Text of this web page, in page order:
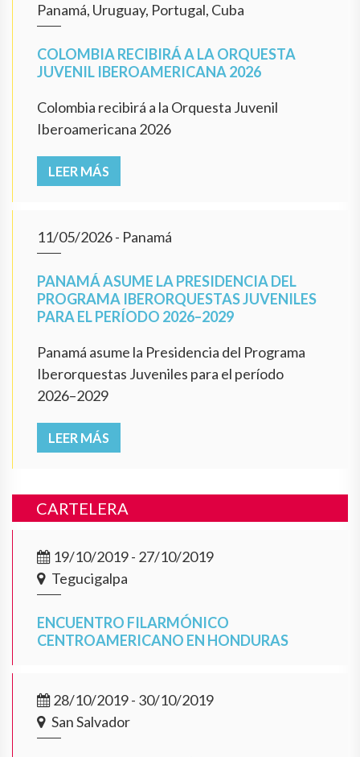
Panamá, Uruguay, Portugal, Cuba
COLOMBIA RECIBIRÁ A LA ORQUESTA
JUVENIL IBEROAMERICANA 2026
Colombia recibirá a la Orquesta Juvenil
Iberoamericana 2026
LEER MÁS
11/05/2026- Panamá
PANAMÁ ASUME LA PRESIDENCIA DEL
PROGRAMA IBERORQUESTAS JUVENILES
PARA EL PERÍODO 2026–2029
Panamá asume la Presidencia del Programa
Iberorquestas Juveniles para el período
2026–2029
LEER MÁS
CARTELERA
19/10/2019 - 27/10/2019
Tegucigalpa
ENCUENTRO FILARMÓNICO
CENTROAMERICANO EN HONDURAS
28/10/2019 - 30/10/2019
San Salvador